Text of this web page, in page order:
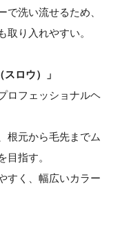
洗い流せるため、
り入れやすい。
ロウ）」
ロフェッショナルヘ
根元から毛先までム
指す。
すく、幅広いカラー